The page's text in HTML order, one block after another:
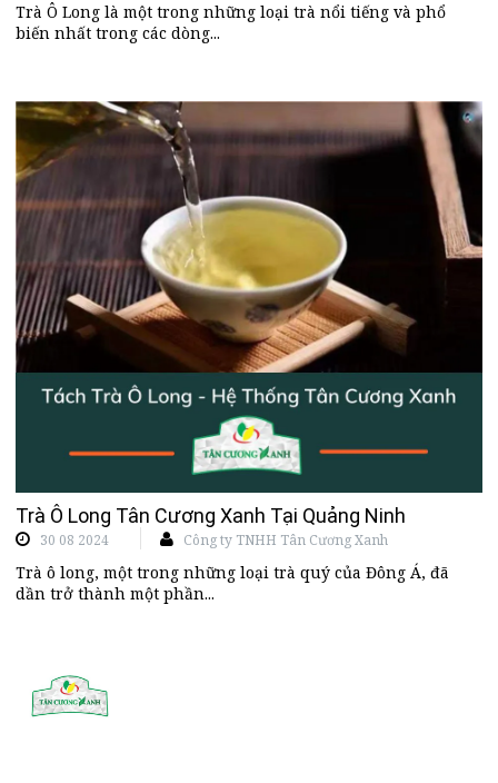
Trà Ô Long là một trong những loại trà nổi tiếng và phổ
biến nhất trong các dòng...
Trà Ô Long Tân Cương Xanh Tại Quảng Ninh
30 08 2024 Công ty TNHH Tân Cương Xanh
Trà ô long, một trong những loại trà quý của Đông Á, đã
dần trở thành một phần...